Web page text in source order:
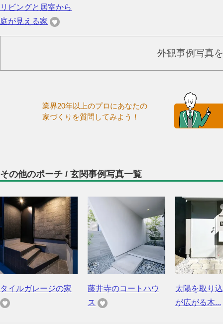
リビングと居室から
庭が見える家
外観事例写真
業界20年以上のプロにあなたの
家づくりを質問してみよう！
その他のポーチ / 玄関事例写真一覧
タイルガレージの家
藤井寺のコートハウ
ス
太陽を取り
が広がる木...